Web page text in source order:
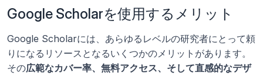
Google Scholarを使用するメリット
Google Scholarには、あらゆるレベルの研究者にとって頼
りになるリソースとなるいくつかのメリットがあります。
その広範なカバー率、無料アクセス、そして直感的なデザ